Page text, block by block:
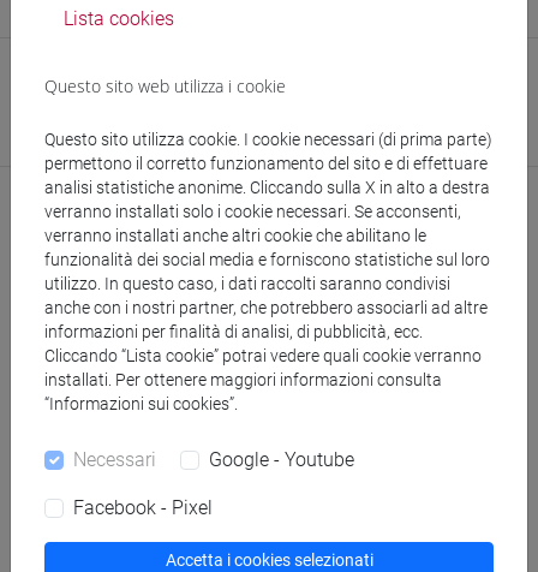
www.unive.it/persone/natalia.tikhonova
Struttura
Sito web struttura:https://www.unive.it/dsu
segui il feed
Cerca nel sito
Ricerca persone
Lista cookies
Questo sito web utilizza i cookie
Questo sito utilizza cookie. I cookie necessari (di prima parte)
permettono il corretto funzionamento del sito e di effettuare
analisi statistiche anonime. Cliccando sulla X in alto a destra
verranno installati solo i cookie necessari. Se acconsenti,
verranno installati anche altri cookie che abilitano le
funzionalità dei social media e forniscono statistiche sul loro
utilizzo. In questo caso, i dati raccolti saranno condivisi
anche con i nostri partner, che potrebbero associarli ad altre
informazioni per finalità di analisi, di pubblicità, ecc.
Cliccando “Lista cookie” potrai vedere quali cookie verranno
installati. Per ottenere maggiori informazioni consulta
“Informazioni sui cookies”.
Necessari Google - Youtube
Facebook - Pixel
Accetta i cookies selezionati